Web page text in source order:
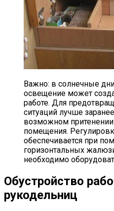
Важно: в солнечные
освещение может
работе. Для
ситуаций лучше
возможном притенении
помещения.
обеспечивается при
горизонтальных
необходимо
Обустройство
рукодельниц